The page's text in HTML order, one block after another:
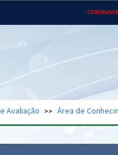
Ministério do
Regional
Advocacia-Geral da
Avaliação Área de